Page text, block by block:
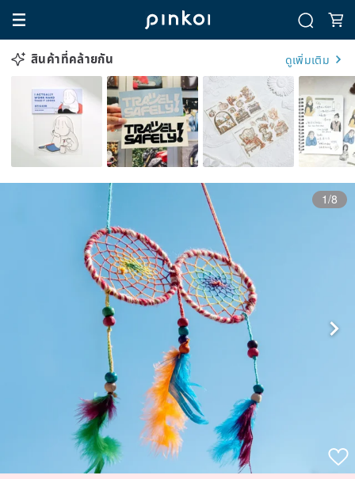
สินค้าที่คล้ายกัน ดูเพิ่มเติม
1/8